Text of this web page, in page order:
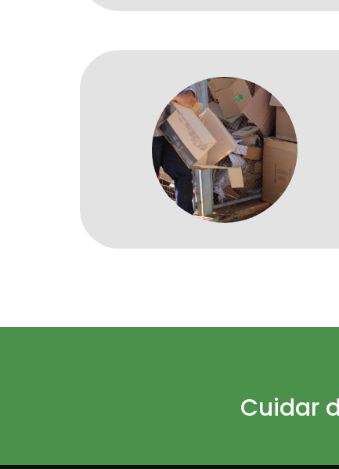
Cuidar